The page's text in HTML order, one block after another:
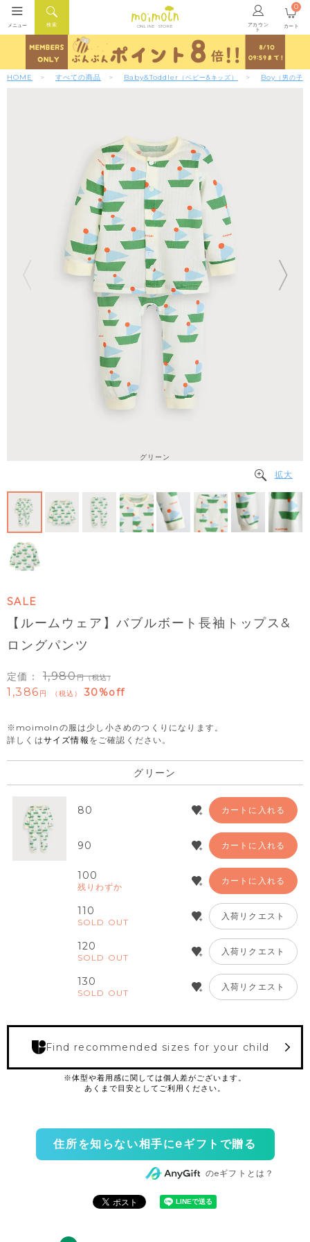
ONLINE STORE アカウン
ト
検索
メニュー カート
0
HOME すべての商品 Baby&Toddler （ベビー&キッズ） Boy （男の子）
グリーン
拡大
SALE
【ルームウェア】バブルボート長袖トップス&
ロングパンツ
定価： 1,980 （税込）
1,386 税込 30%off
※moimolnの服は少し小さめのつくりになります。
詳しくはサイズ情報 をご確認ください。
グリーン
80 カートに入れる
90 カートに入れる
100
残りわずか
カートに入れる
110
SOLD OUT
入荷リクエスト
120
SOLD OUT
入荷リクエスト
130
SOLD OUT
入荷リクエスト
Find recommended sizes for your child
住所を知らない相手にeギフトで贈る
のeギフトとは？